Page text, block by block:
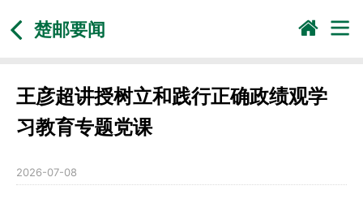
楚邮要闻
王彦超讲授树立和践行正确政绩观学
习教育专题党课
2026-07-08